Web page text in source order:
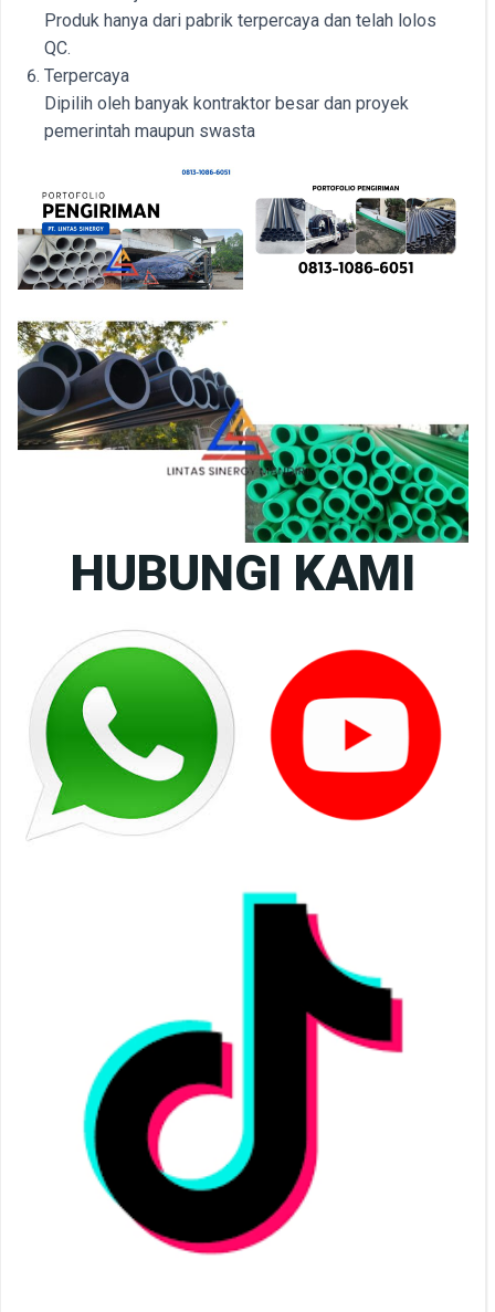
Produk hanya dari pabrik terpercaya dan telah lolos
QC.
Terpercaya
Dipilih oleh banyak kontraktor besar dan proyek
pemerintah maupun swasta
HUBUNGI KAMI